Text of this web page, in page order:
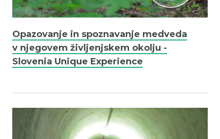
Opazovanje in spoznavanje medveda
v njegovem življenjskem okolju -
Slovenia Unique Experience